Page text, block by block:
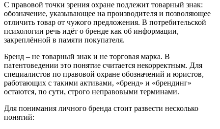
С правовой точки зрения охране подлежит товарный знак:
обозначение, указывающее на производителя и позволяющее
отличить товар от чужого предложения. В потребительской
психологии речь идёт о бренде как об информации,
закреплённой в памяти покупателя.
Бренд – не товарный знак и не торговая марка. В
патентоведении это понятие считается некорректным. Для
специалистов по правовой охране обозначений и юристов,
работающих с такими активами, «бренд» и «брендинг»
остаются, по сути, строго неправовыми терминами.
Для понимания личного бренда стоит развести несколько
понятий: